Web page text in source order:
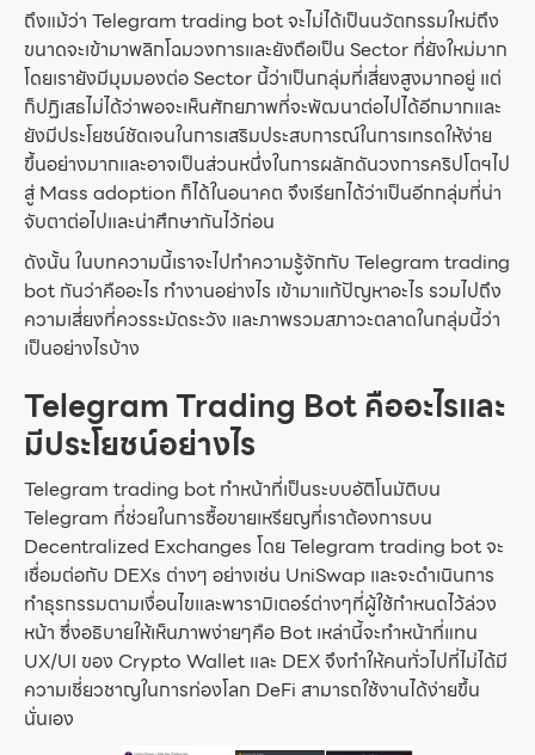
ถึงแม้ว่า Telegram trading bot จะไม่ได้เป็นนวัตกรรมใหม่ถึง
ขนาดจะเข้ามาพลิกโฉมวงการและยังถือเป็น Sector ที่ยังใหม่มาก
โดยเรายังมีมุมมองต่อ Sector นี้ว่าเป็นกลุ่มที่เสี่ยงสูงมากอยู่ แต่
ก็ปฏิเสธไม่ได้ว่าพอจะเห็นศักยภาพที่จะพัฒนาต่อไปได้อีกมากและ
ยังมีประโยชน์ชัดเจนในการเสริมประสบการณ์ในการเทรดให้ง่าย
ขึ้นอย่างมากและอาจเป็นส่วนหนึ่งในการผลักดันวงการคริปโตฯไป
สู่ Mass adoption ก็ได้ในอนาคต จึงเรียกได้ว่าเป็นอีกกลุ่มที่น่า
จับตาต่อไปและน่าศึกษากันไว้ก่อน
ดังนั้น ในบทความนี้เราจะไปทำความรู้จักกับ Telegram trading
bot กันว่าคืออะไร ทำงานอย่างไร เข้ามาแก้ปัญหาอะไร รวมไปถึง
ความเสี่ยงที่ควรระมัดระวัง และภาพรวมสภาวะตลาดในกลุ่มนี้ว่า
เป็นอย่างไรบ้าง
Telegram Trading Bot คืออะไรและ
มีประโยชน์อย่างไร
Telegram trading bot ทำหน้าที่เป็นระบบอัติโนมัติบน
Telegram ที่ช่วยในการซื้อขายเหรียญที่เราต้องการบน
Decentralized Exchanges โดย Telegram trading bot จะ
เชื่อมต่อกับ DEXs ต่างๆ อย่างเช่น UniSwap และจะดำเนินการ
ทำธุรกรรมตามเงื่อนไขและพารามิเตอร์ต่างๆที่ผู้ใช้กำหนดไว้ล่วง
หน้า ซึ่งอธิบายให้เห็นภาพง่ายๆคือ Bot เหล่านี้จะทำหน้าที่แทน
UX/UI ของ Crypto Wallet และ DEX จึงทำให้คนทั่วไปที่ไม่ได้มี
ความเชี่ยวชาญในการท่องโลก DeFi สามารถใช้งานได้ง่ายขึ้น
นั่นเอง